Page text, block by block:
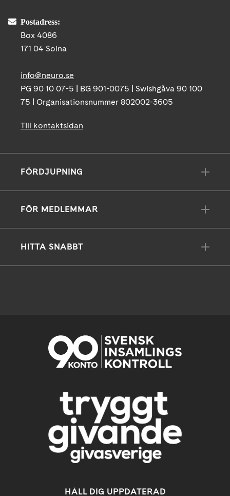
Postadress:
Box 4086
171 04 Solna
info@neuro.se
PG 90 10 07-5 | BG 901-0075 | Swishgåva 90 100
75 | Organisationsnummer 802002-3605
Till kontaktsidan
FÖRDJUPNING
FÖR MEDLEMMAR
HITTA SNABBT
HÅLL DIG UPPDATERAD